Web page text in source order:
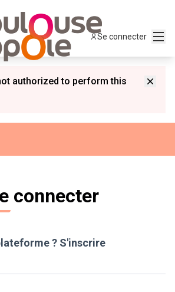
Se connecter
authorized to perform this
connecter
? S'inscrire